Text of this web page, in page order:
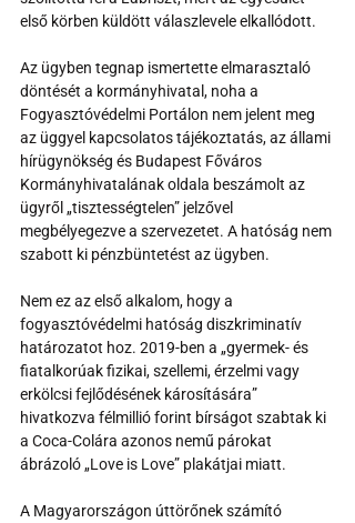
első körben küldött válaszlevele elkallódott.
Az ügyben tegnap ismertette elmarasztaló
döntését a kormányhivatal, noha a
Fogyasztóvédelmi Portálon nem jelent meg
az üggyel kapcsolatos tájékoztatás, az állami
hírügynökség és Budapest Főváros
Kormányhivatalának oldala beszámolt az
ügyről „tisztességtelen” jelzővel
megbélyegezve a szervezetet. A hatóság nem
szabott ki pénzbüntetést az ügyben.
Nem ez az első alkalom, hogy a
fogyasztóvédelmi hatóság diszkriminatív
határozatot hoz. 2019-ben a „gyermek- és
fiatalkorúak fizikai, szellemi, érzelmi vagy
erkölcsi fejlődésének károsítására”
hivatkozva félmillió forint bírságot szabtak ki
a Coca-Colára azonos nemű párokat
ábrázoló „Love is Love” plakátjai miatt.
A Magyarországon úttörőnek számító